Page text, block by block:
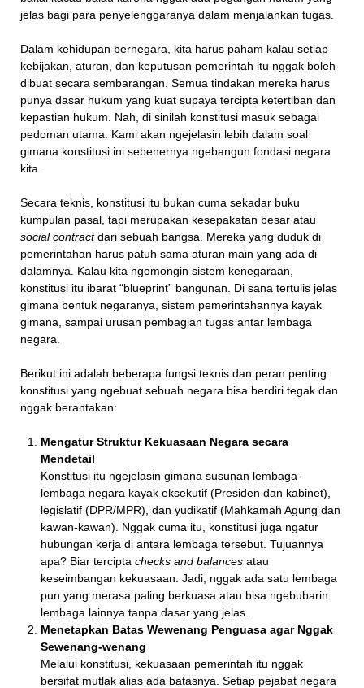
jelas bagi para penyelenggaranya dalam menjalankan tugas.
Dalam kehidupan bernegara, kita harus paham kalau setiap
kebijakan, aturan, dan keputusan pemerintah itu nggak boleh
dibuat secara sembarangan. Semua tindakan mereka harus
punya dasar hukum yang kuat supaya tercipta ketertiban dan
kepastian hukum. Nah, di sinilah konstitusi masuk sebagai
pedoman utama. Kami akan ngejelasin lebih dalam soal
gimana konstitusi ini sebenernya ngebangun fondasi negara
kita.
Secara teknis, konstitusi itu bukan cuma sekadar buku
kumpulan pasal, tapi merupakan kesepakatan besar atau
social contractdari sebuah bangsa. Mereka yang duduk di
pemerintahan harus patuh sama aturan main yang ada di
dalamnya. Kalau kita ngomongin sistem kenegaraan,
konstitusi itu ibarat “blueprint” bangunan. Di sana tertulis jelas
gimana bentuk negaranya, sistem pemerintahannya kayak
gimana, sampai urusan pembagian tugas antar lembaga
negara.
Berikut ini adalah beberapa fungsi teknis dan peran penting
konstitusi yang ngebuat sebuah negara bisa berdiri tegak dan
nggak berantakan:
Mengatur Struktur Kekuasaan Negara secara
Mendetail
Konstitusi itu ngejelasin gimana susunan lembaga-
lembaga negara kayak eksekutif (Presiden dan kabinet),
legislatif (DPR/MPR), dan yudikatif (Mahkamah Agung dan
kawan-kawan). Nggak cuma itu, konstitusi juga ngatur
hubungan kerja di antara lembaga tersebut. Tujuannya
apa? Biar tercipta checks and balances atau
keseimbangan kekuasaan. Jadi, nggak ada satu lembaga
pun yang merasa paling berkuasa atau bisa ngebubarin
lembaga lainnya tanpa dasar yang jelas.
Menetapkan Batas Wewenang Penguasa agar Nggak
Sewenang-wenang
Melalui konstitusi, kekuasaan pemerintah itu nggak
bersifat mutlak alias ada batasnya. Setiap pejabat negara